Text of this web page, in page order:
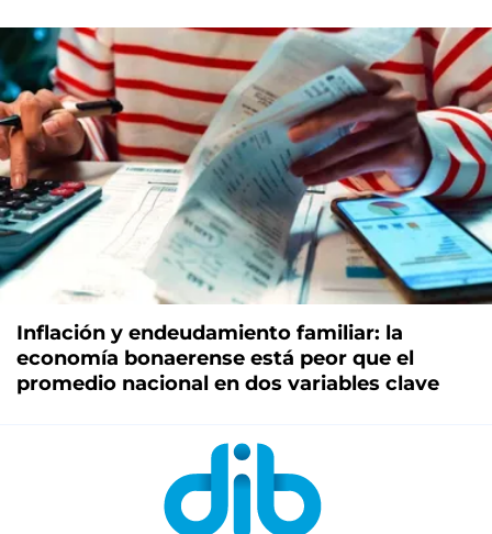
Inflación y endeudamiento familiar: la
economía bonaerense está peor que el
promedio nacional en dos variables clave